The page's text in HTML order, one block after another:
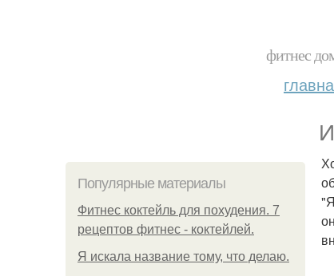
фитнес
Популярные материалы
Фитнес коктейль для похудения. 7
рецептов фитнес - коктейлей.
Я искала название тому, что делаю.